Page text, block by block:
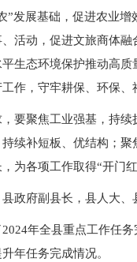
”发展基础，促进农业
活动，促进文旅商体
生态环境保护推动高质
作，守牢耕保、环保、
要聚焦工业强基，持
续补短板、优结构；
为各项工作取得“开门红
政府副县长，县人大、
年全县重点工作任
年任务完成情况。